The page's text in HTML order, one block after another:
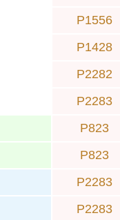
P1556
P1428
P2282
P2283
P823
P823
P2283
P2283